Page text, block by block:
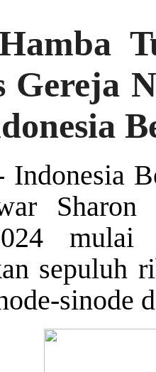
Gereja
Indonesia
Sharon
sepuluh
sinode